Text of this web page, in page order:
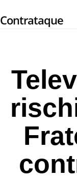
to
Contrataque